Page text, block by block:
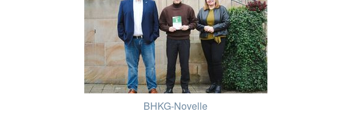
BHKG-Novelle